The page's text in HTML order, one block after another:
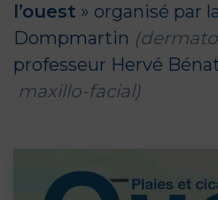
l’ouest » organisé par la
Dompmartin
professeur Hervé
maxillo-facial)